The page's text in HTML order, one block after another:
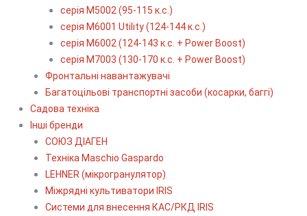
серія М5002 (95-115 к.с.)
серія M6001 Utility (124-144 к.с.)
серія М6002 (124-143 к.с. + Power Boost)
серія М7003 (130-170 к.с. + Power Boost)
Фронтальні навантажувачі
Багатоцільові транспортні засоби (косарки, баггі)
Садова техніка
Інші бренди
СОЮЗ ДІАГЕН
Техніка Maschio Gaspardo
LEHNER (мікрогранулятор)
Міжрядні культиватори IRIS
Системи для внесення КАС/РКД IRIS